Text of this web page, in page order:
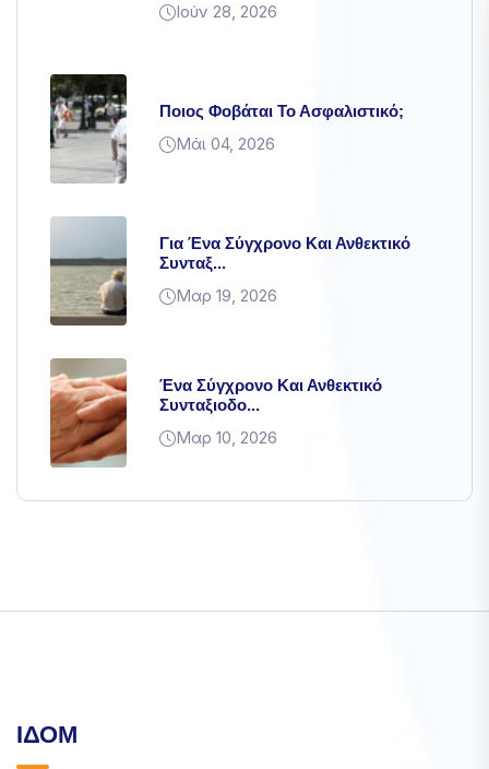
Ιούν 28, 2026
Ποιος Φοβάται Το Ασφαλιστικό;
Μάι 04, 2026
Για Ένα Σύγχρονο Και Ανθεκτικό
Συνταξ...
Μαρ 19, 2026
Ένα Σύγχρονο Και Ανθεκτικό
Συνταξιοδο...
Μαρ 10, 2026
ΙΔΟΜ